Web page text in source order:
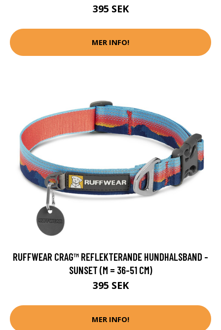
395 SEK
MER INFO!
RUFFWEAR CRAG™ REFLEKTERANDE HUNDHALSBAND -
SUNSET (M = 36-51 CM)
395 SEK
MER INFO!